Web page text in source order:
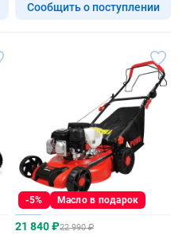
Сообщить о поступлении
-5% Масло в подарок
21 840 ₽22 990 ₽